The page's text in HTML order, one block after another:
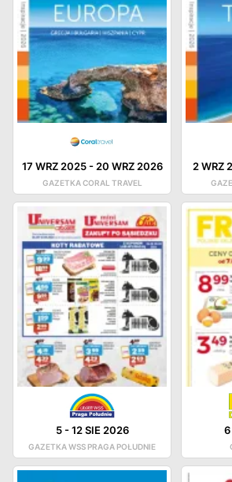
17 WRZ 2025- 20 WRZ 2026
GAZETKA CORAL TRAVEL
2 WRZ
5-12 SIE 2026
GAZETKA WSS PRAGA POŁUDNIE
6